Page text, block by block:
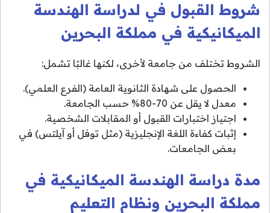
شروط القبول في لدراسة الهندسة
الميكانيكية في مملكة البحرين
الشروط تختلف من جامعة لأخرى، لكنها غالبًا تشمل:
الحصول على شهادة الثانوية العامة (الفرع العلمي).
معدل لا يقل عن 70-80% حسب الجامعة.
اجتياز اختبارات القبول أو المقابلات الشخصية.
إثبات كفاءة اللغة الإنجليزية (مثل توفل أو آيلتس) في
بعض الجامعات.
مدة دراسة الهندسة الميكانيكية في
مملكة البحرين ونظام التعليم